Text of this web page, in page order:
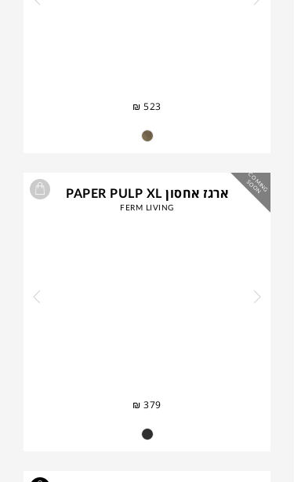
₪ 523
C
O
M
IN
G
S
O
O
N ארגז אחסון PAPER PULP XL
FERM LIVING
₪ 379